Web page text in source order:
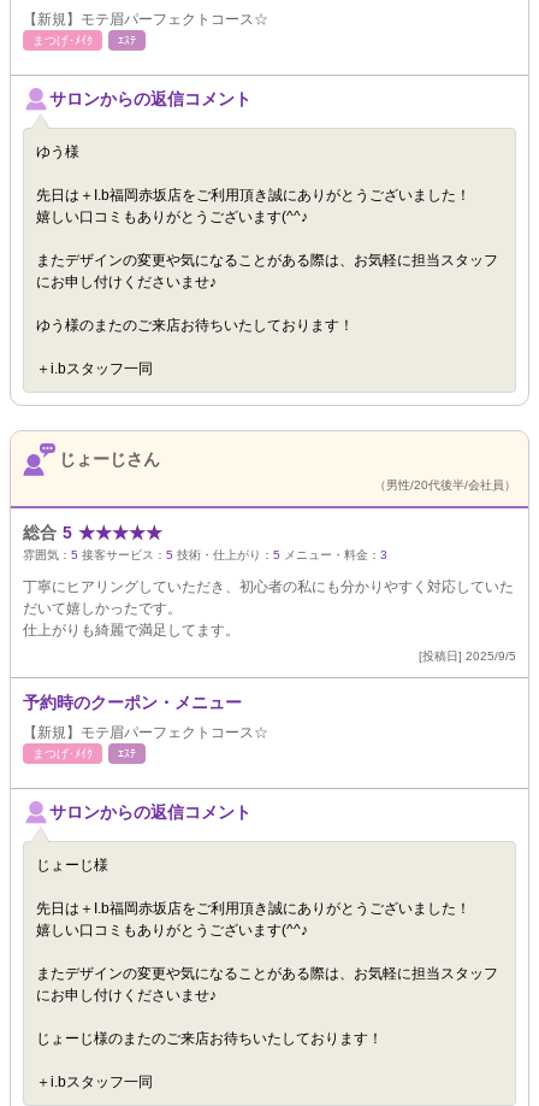
【新規】モテ眉パーフェクトコース☆
まつげ･ﾒｲｸ ｴｽﾃ
サロンからの返信コメント
ゆう様
先日は＋I.b福岡赤坂店をご利用頂き誠にありがとうございました！
嬉しい口コミもありがとうございます(^^♪
またデザインの変更や気になることがある際は、お気軽に担当スタッフ
にお申し付けくださいませ♪
ゆう様のまたのご来店お待ちいたしております！
＋i.bスタッフ一同
じょーじさん
（男性/20代後半/会社員）
総合 5 ★★★★★
雰囲気： 5 接客サービス： 5 技術・仕上がり： 5 メニュー・料金： 3
丁寧にヒアリングしていただき、初心者の私にも分かりやすく対応していた
だいて嬉しかったです。
仕上がりも綺麗で満足してます。
[投稿日] 2025/9/5
予約時のクーポン・メニュー
【新規】モテ眉パーフェクトコース☆
まつげ･ﾒｲｸ ｴｽﾃ
サロンからの返信コメント
じょーじ様
先日は＋I.b福岡赤坂店をご利用頂き誠にありがとうございました！
嬉しい口コミもありがとうございます(^^♪
またデザインの変更や気になることがある際は、お気軽に担当スタッフ
にお申し付けくださいませ♪
じょーじ様のまたのご来店お待ちいたしております！
＋i.bスタッフ一同